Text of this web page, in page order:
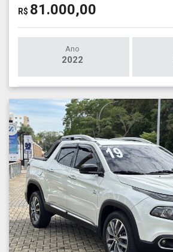
R$ 81.000,00
Ano
2022